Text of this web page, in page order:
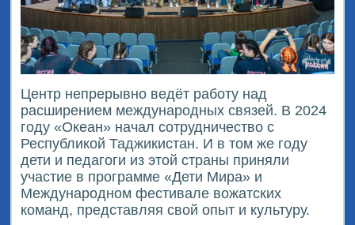
Центр непрерывно ведёт работу над
расширением международных связей. В 2024
году «Океан» начал сотрудничество с
Республикой Таджикистан. И в том же году
дети и педагоги из этой страны приняли
участие в программе «Дети Мира» и
Международном фестивале вожатских
команд, представляя свой опыт и культуру.